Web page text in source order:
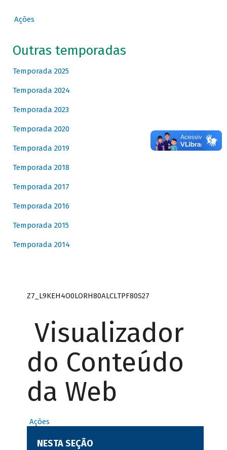
Ações
Outras temporadas
Temporada 2025
Temporada 2024
Temporada 2023
Temporada 2020
Temporada 2019
Temporada 2018
Temporada 2017
Temporada 2016
Temporada 2015
Temporada 2014
Z7_L9KEH4O0LORH80ALCLTPF80S27
Visualizador
do Conteúdo
da Web
Ações
NESTA SEÇÃO